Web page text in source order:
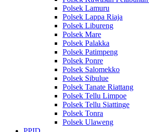
Polsek Lamuru
Polsek Lappa Riaja
Polsek Libureng
Polsek Mare
Polsek Palakka
Polsek Patimpeng
Polsek Ponre
Polsek Salomekko
Polsek Sibulue
Polsek Tanate Riattang
Polsek Tellu Limpoe
Polsek Tellu Siattinge
Polsek Tonra
Polsek Ulaweng